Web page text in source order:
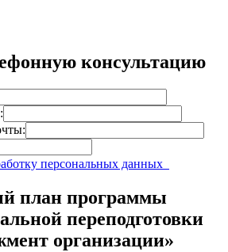
консультацию
персональных данных
план программы
переподготовки
организации»